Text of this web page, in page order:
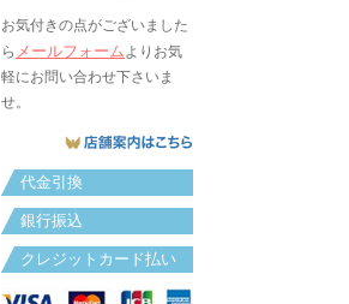
お気付きの点がございました
ら メールフォームよりお気
軽にお問い合わせ下さいま
せ。
代金引換
銀行振込
クレジットカード払い